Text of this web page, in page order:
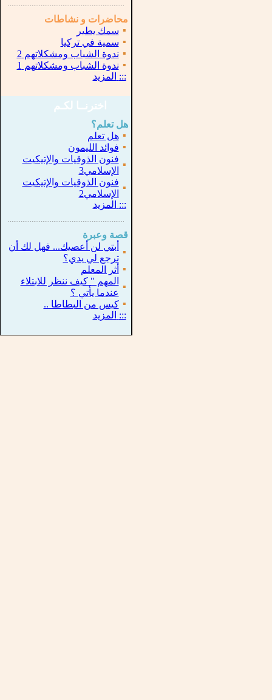
محاضرات و نشاطات
▪ سمك يطير
▪ سمية في تركيا
▪ ندوة الشباب ومشكلاتهم 2
▪ ندوة الشباب ومشكلاتهم 1
::: المزيد
اخترنــا لكـم
هل تعلم؟
▪ هل تعلم
▪ فوائد الليمون
▪
فنون الذوقيات والإتيكيت
الإسلامي3
▪
فنون الذوقيات والإتيكيت
الإسلامي2
::: المزيد
قصة وعبرة
▪
أبتي لن أعصيك... فهل لك أن
ترجع لي يدي؟
▪ أثر المعلم
▪
المهم " كيف ننظر للابتلاء
عندما يأتي ؟
▪ كيس من البطاطا ..
::: المزيد